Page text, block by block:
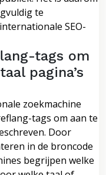
te
SEO-
tags om
pagina’s
zoekmachine
tags om aan te
Door
in de broncode
begrijpen welke